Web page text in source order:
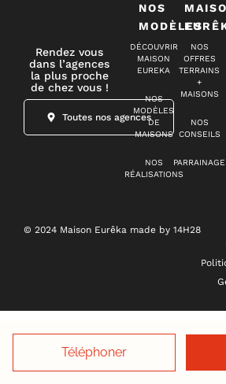
Téléphoner
Rendez vous
dans l’agences
la plus proche
de chez vous !
Toutes nos agences
NOS
MODÈLES
DÉCOUVRIR
MAISON
EUREKA
NOS
MODÈLES
DE
MAISONS
NOS
RÉALISATIONS
NOS
OFFRES
TERRAINS
+
MAISONS
NOS
CONSEILS
PARRAINAGE
© 2024 Maison Eurêka made by 14H28